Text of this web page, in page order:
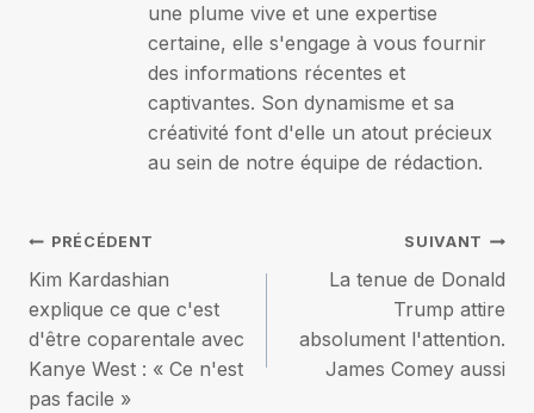
une plume vive et une expertise
certaine, elle s'engage à vous fournir
des informations récentes et
captivantes. Son dynamisme et sa
créativité font d'elle un atout précieux
au sein de notre équipe de rédaction.
Navigation
de
l’article
PRÉCÉDENT
Kim Kardashian
explique ce que c'est
d'être coparentale avec
Kanye West : « Ce n'est
pas facile »
SUIVANT
La tenue de Donald
Trump attire
absolument l'attention.
James Comey aussi